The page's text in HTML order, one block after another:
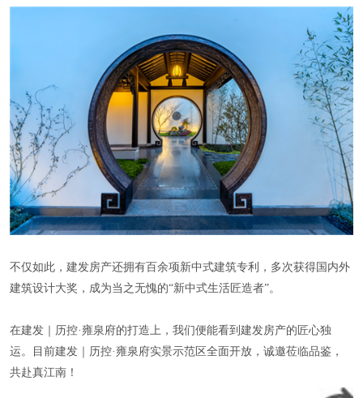
不仅如此，建发房产还拥有百余项新中式建筑专利，多次获得国内外
建筑设计大奖，成为当之无愧的“新中式生活匠造者”。
在建发｜历控·雍泉府的打造上，我们便能看到建发房产的匠心独
运。目前建发｜历控·雍泉府实景示范区全面开放，诚邀莅临品鉴，
共赴真江南！